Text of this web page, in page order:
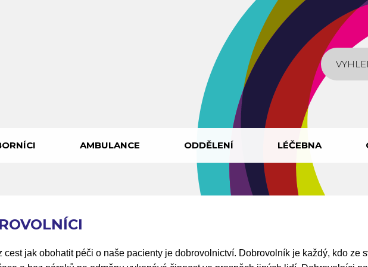
Hledat
AMBULANCE ODDĚLENÍ LÉČEBNA
cest jak obohatit péči o naše pacienty je dobrovolnictví. Dobrovolník je každý, kdo ze